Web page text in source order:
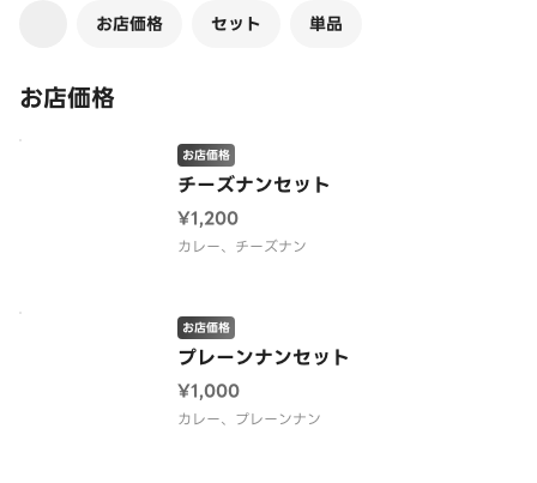
お店価格 セット 単品
お店価格
チーズナンセット
お店価格
¥1,200
カレー、チーズナン
プレーンナンセット
お店価格
¥1,000
カレー、プレーンナン